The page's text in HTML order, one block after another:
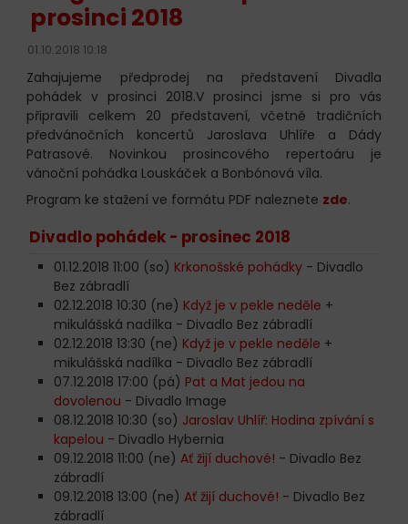
prosinci 2018
01.10.2018 10:18
Zahajujeme předprodej na představení Divadla
pohádek v prosinci 2018.V prosinci jsme si pro vás
připravili celkem 20 představení, včetně tradičních
předvánočních koncertů Jaroslava Uhlíře a Dády
Patrasové. Novinkou prosincového repertoáru je
vánoční pohádka Louskáček a Bonbónová víla.
Program ke stažení ve formátu PDF naleznete zde.
Divadlo pohádek - prosinec 2018
01.12.2018 11:00 (so) Krkonošské pohádky - Divadlo
Bez zábradlí
02.12.2018 10:30 (ne) Když je v pekle neděle +
mikulášská nadílka - Divadlo Bez zábradlí
02.12.2018 13:30 (ne) Když je v pekle neděle +
mikulášská nadílka - Divadlo Bez zábradlí
07.12.2018 17:00 (pá) Pat a Mat jedou na
dovolenou - Divadlo Image
08.12.2018 10:30 (so) Jaroslav Uhlíř: Hodina zpívání s
kapelou - Divadlo Hybernia
09.12.2018 11:00 (ne) Ať žijí duchové! - Divadlo Bez
zábradlí
09.12.2018 13:00 (ne) Ať žijí duchové! - Divadlo Bez
zábradlí